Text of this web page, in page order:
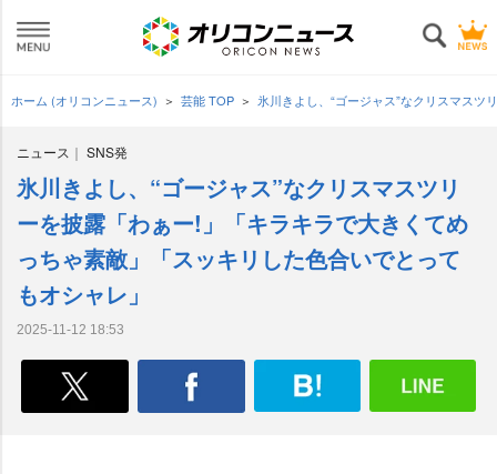
ホーム (オリコンニュース) 芸能 TOP 氷川きよし、“ゴージャス”なクリスマス
ニュース SNS発
氷川きよし、“ゴージャス”なクリスマスツリ
ーを披露「わぁー!」「キラキラで大きくてめ
っちゃ素敵」「スッキリした色合いでとって
もオシャレ」
2025-11-12 18:53